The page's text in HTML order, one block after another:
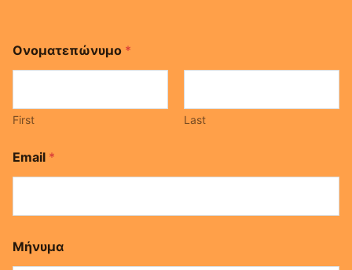
Ονοματεπώνυμο *
First Last
ή
ν
α
Ο
ν
Email *
Μήνυμα